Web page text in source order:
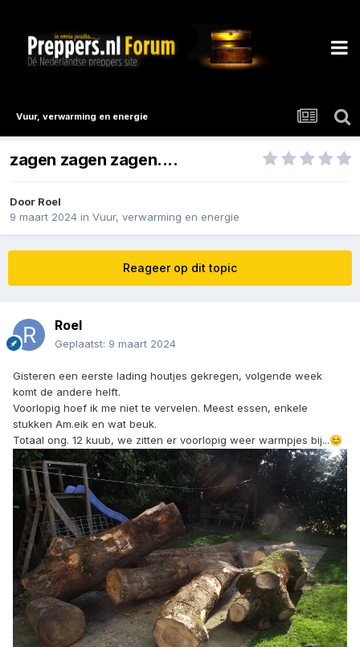
Vuur, verwarming en energie
zagen zagen zagen....
Door Roel
9 maart 2024 in Vuur, verwarming en energie
Reageer op dit topic
Roel
Geplaatst: 9 maart 2024
Gisteren een eerste lading houtjes gekregen, volgende week
komt de andere helft.
Voorlopig hoef ik me niet te vervelen. Meest essen, enkele
stukken Am.eik en wat beuk.
Totaal ong. 12 kuub, we zitten er voorlopig weer warmpjes bij...😊